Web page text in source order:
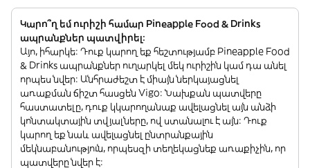
Կարո՞ղ եմ ուրիշի համար Pineapple Food & Drinks
ապրանքներ պատվիրել:
Այո, իհարկե: Դուք կարող եք հեշտությամբ Pineapple Food
& Drinks ապրանքներ ուղարկել մեկ ուրիշին կամ դա անել
որպես նվեր: Անհրաժեշտ է միայն ներկայացնել
առաքման ճիշտ հասցեն Vigo: Նախքան պատվերը
հաստատելը, դուք կկարողանաք ավելացնել այն անձի
կոնտակտային տվյալները, ով ստանալու է այն: Դուք
կարող եք նաև ավելացնել ընտրանքային
մեկնաբանություն, որպեսզի տեղեկացնեք առաքիչին, որ
պատվերը նվեր է: